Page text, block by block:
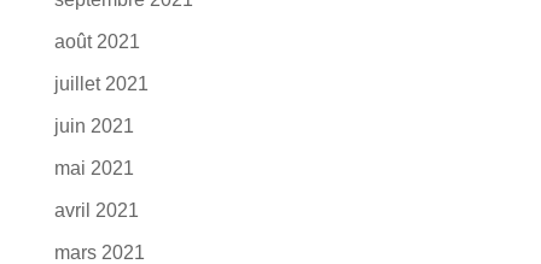
août 2021
juillet 2021
juin 2021
mai 2021
avril 2021
mars 2021